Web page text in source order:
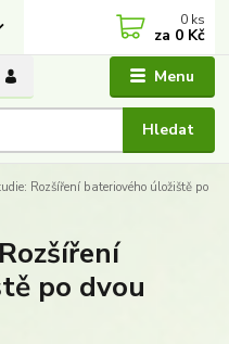
Menu
Hledat
0 ks
za 0 Kč
Rozšíření bateriového úložiště po
po dvou